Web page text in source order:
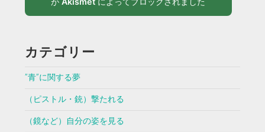
カテゴリー
”青”に関する夢
（ピストル・銃）撃たれる
（鏡など）自分の姿を見る